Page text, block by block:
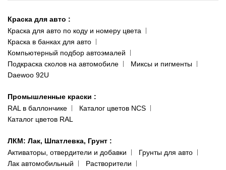
093 611-39-23
(ориентир: Интайм №40)
Одесса
пр-т Акад. Глушко, 29
066 554-97-70
Доставка и оплата
Сотрудничество
Наши публикации
Публичная оферта
Политика конфиденциальности
Краска для авто :
Краска для авто по коду и номеру цвета
Краска в банках для авто
Компьютерный подбор автоэмалей
Подкраска сколов на автомобиле
Миксы и пигменты
Daewoo 92U
Промышленные краски :
RAL в баллончике
Каталог цветов NCS
Каталог цветов RAL
ЛКМ: Лак, Шпатлевка, Грунт :
Активаторы, отвердители и добавки
Грунты для авто
Лак автомобильный
Растворители